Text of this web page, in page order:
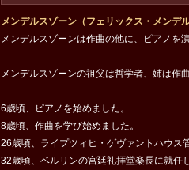
メンデルスゾーン（フェリックス・メンデ
メンデルスゾーンは作曲の他に、ピアノを
メンデルスゾーンの祖父は哲学者、姉は作
6歳頃、ピアノを始めました。
8歳頃、作曲を学び始めました。
26歳頃、ライプツィヒ・ゲヴァントハウス
32歳頃、ベルリンの宮廷礼拝堂楽長に就任